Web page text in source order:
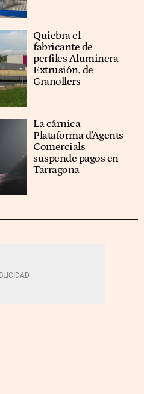
Quiebra el
fabricante de
perfiles Aluminera
Extrusión, de
Granollers
La cárnica
Plataforma d’Agents
Comercials
suspende pagos en
Tarragona